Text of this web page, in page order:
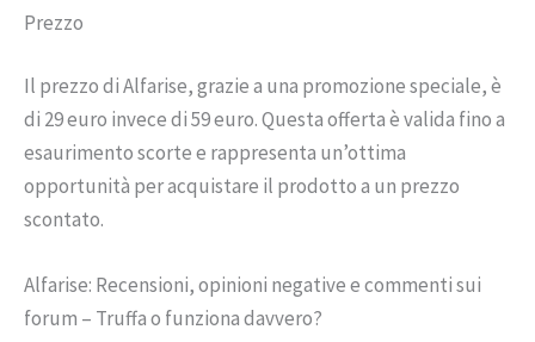
Prezzo
Il prezzo di Alfarise, grazie a una promozione speciale, è
di 29 euro invece di 59 euro. Questa offerta è valida fino a
esaurimento scorte e rappresenta un’ottima
opportunità per acquistare il prodotto a un prezzo
scontato.
Alfarise: Recensioni, opinioni negative e commenti sui
forum – Truffa o funziona davvero?